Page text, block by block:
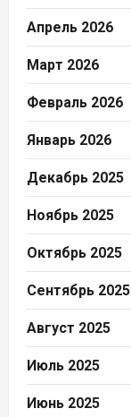
Апрель 2026
Март 2026
Февраль 2026
Январь 2026
Декабрь 2025
Ноябрь 2025
Октябрь 2025
Сентябрь 2025
Август 2025
Июль 2025
Июнь 2025